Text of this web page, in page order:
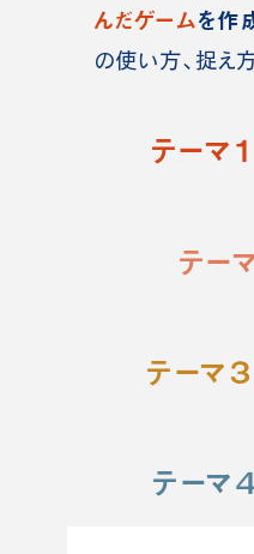
んだゲームを作
の使い方、捉え
テーマ
テー
テーマ
テーマ